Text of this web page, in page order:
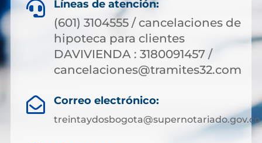
 Líneas de atención:
(601) 3104555 / cancelaciones de
hipoteca para clientes
DAVIVIENDA : 3180091457 /
cancelaciones@tramites32.com
 Correo electrónico:
treintaydosbogota@supernotariado.gov.co